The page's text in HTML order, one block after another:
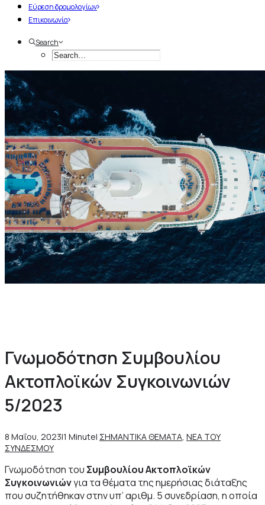
Εύρεση δρομολογίων
Επικοινωνία
Search
Γνωμοδότηση Συμβουλίου
Ακτοπλοϊκών Συγκοινωνιών
5/2023
8 Μαΐου, 2023|1 Minute| ΣΗΜΑΝΤΙΚΑ ΘΕΜΑΤΑ, ΝΕΑ ΤΟΥ
ΣΥΝΔΕΣΜΟΥ
Γνωμοδότηση του Συμβουλίου Ακτοπλοϊκών
Συγκοινωνιώνγια τα θέματα της ημερήσιας διάταξης
που συζητήθηκαν στην υπ’ αριθμ. 5 συνεδρίαση, η οποία